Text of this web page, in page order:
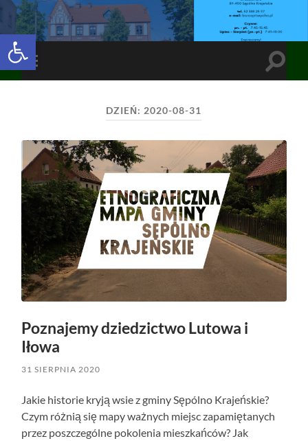
Open toolbar
Toggle
mobile
Toggle
DZIEŃ: 2020-08-31
Poznajemy dziedzictwo Lutowa i
Iłowa
31 SIERPNIA 2020
Jakie historie kryją wsie z gminy Sępólno Krajeńskie?
Czym różnią się mapy ważnych miejsc zapamiętanych
przez poszczególne pokolenia mieszkańców? Jak